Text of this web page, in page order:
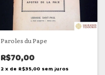
Paroles du Pape
R$70,00
2 x de R$35,00 sem juros